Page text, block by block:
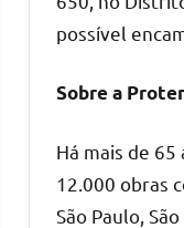
possível
Sobre a
Há mais de
12.000 obras
São Paulo,